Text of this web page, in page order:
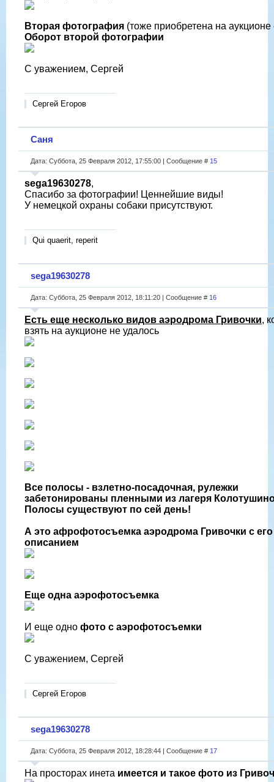
Вторая фотография (тоже приобретена на аукционе
Оборот второй фотографии
С уважением, Сергей
Сергей Егоров
Саня
Дата: Суббота, 25 Февраля 2012, 17:55:00 | Сообщение # 15
sega19630278,
Спасибо за фотографии! Ценнейшие виды!
У немецкой охраны собаки присутствуют.
Qui quaerit, reperit
sega19630278
Дата: Суббота, 25 Февраля 2012, 18:11:20 | Сообщение # 16
Есть еще несколько видов аэродрома Гривочки,
взять на аукционе не удалось
Все полосы - взлетно-посадочная, рулежки
забетонированы пленными из лагеря
Полосы существуют по сей день!
А это афрофотосъемка аэродрома Гривочки с его
описанием
Еще одна аэрофотосъемка
И еще одно фото с аэрофотосъемки
С уважением, Сергей
Сергей Егоров
sega19630278
Дата: Суббота, 25 Февраля 2012, 18:28:44 | Сообщение # 17
На просторах инета имеется и такое фото из